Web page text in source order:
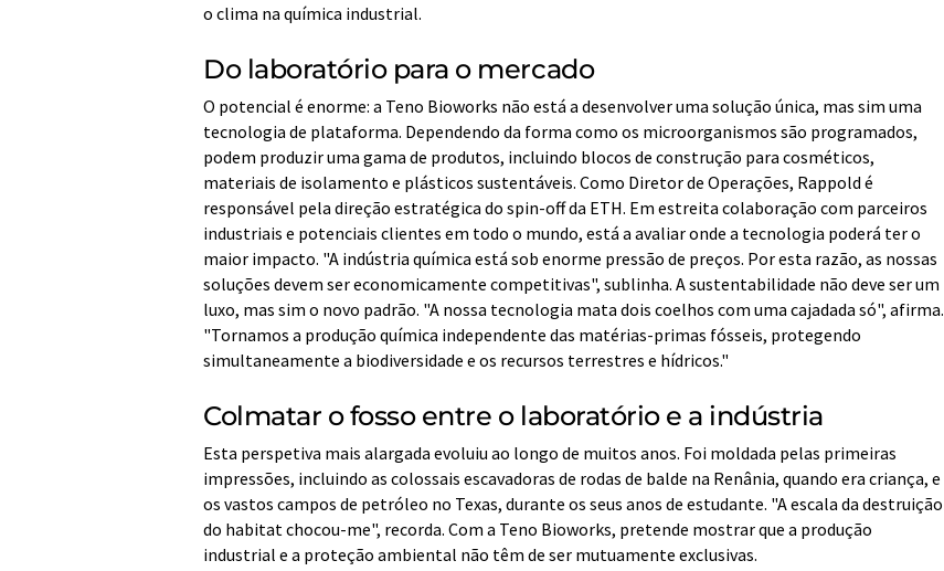
o clima na química industrial.
Do laboratório para o mercado
O potencial é enorme: a Teno Bioworks não está a desenvolver uma solução única, mas sim uma
tecnologia de plataforma. Dependendo da forma como os microorganismos são programados,
podem produzir uma gama de produtos, incluindo blocos de construção para cosméticos,
materiais de isolamento e plásticos sustentáveis. Como Diretor de Operações, Rappold é
responsável pela direção estratégica do spin-off da ETH. Em estreita colaboração com parceiros
industriais e potenciais clientes em todo o mundo, está a avaliar onde a tecnologia poderá ter o
maior impacto. "A indústria química está sob enorme pressão de preços. Por esta razão, as nossas
soluções devem ser economicamente competitivas", sublinha. A sustentabilidade não deve ser um
luxo, mas sim o novo padrão. "A nossa tecnologia mata dois coelhos com uma cajadada só", afirma.
"Tornamos a produção química independente das matérias-primas fósseis, protegendo
simultaneamente a biodiversidade e os recursos terrestres e hídricos."
Colmatar o fosso entre o laboratório e a indústria
Esta perspetiva mais alargada evoluiu ao longo de muitos anos. Foi moldada pelas primeiras
impressões, incluindo as colossais escavadoras de rodas de balde na Renânia, quando era criança, e
os vastos campos de petróleo no Texas, durante os seus anos de estudante. "A escala da destruição
do habitat chocou-me", recorda. Com a Teno Bioworks, pretende mostrar que a produção
industrial e a proteção ambiental não têm de ser mutuamente exclusivas.